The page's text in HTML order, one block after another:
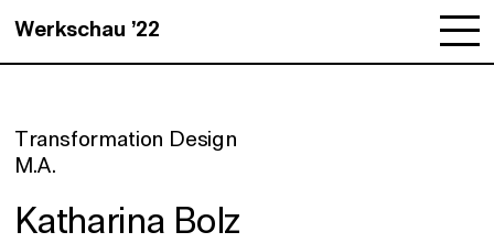
Werkschau ’22
Transformation Design
M.A.
Katharina Bolz